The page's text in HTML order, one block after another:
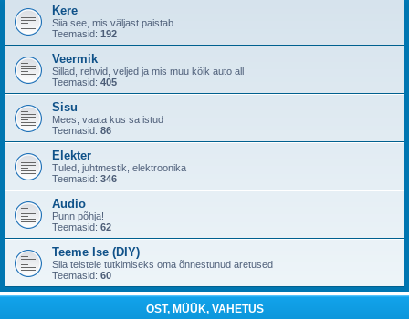
Kere
Siia see, mis väljast paistab
Teemasid: 192
Veermik
Sillad, rehvid, veljed ja mis muu kõik auto all
Teemasid: 405
Sisu
Mees, vaata kus sa istud
Teemasid: 86
Elekter
Tuled, juhtmestik, elektroonika
Teemasid: 346
Audio
Punn põhja!
Teemasid: 62
Teeme Ise (DIY)
Siia teistele tutkimiseks oma õnnestunud aretused
Teemasid: 60
OST, MÜÜK, VAHETUS